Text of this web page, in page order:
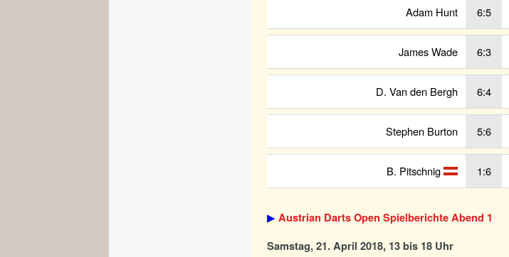
Adam Hunt 6:5
James Wade 6:3
D. Van den Bergh 6:4
Stephen Burton 5:6
B. Pitschnig 1:6
▶Austrian Darts Open Spielberichte Abend 1
Samstag, 21. April 2018, 13 bis 18 Uhr